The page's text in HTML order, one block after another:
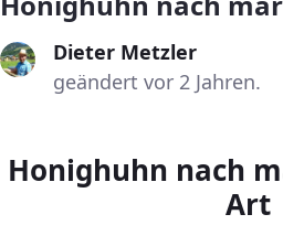
Dieter Metzler
geändert vor 2 Jahren.
Honighuhn nach
Art